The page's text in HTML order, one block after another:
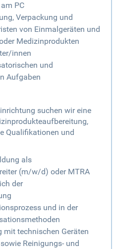
PC
Verpackung und
von Einmalgeräten und
Medizinprodukten
innen
und
Aufgaben
suchen wir eine
Qualifikationen und
als
(m/w/d) oder MTRA
der
und in der
mit technischen Geräten
Reinigungs- und